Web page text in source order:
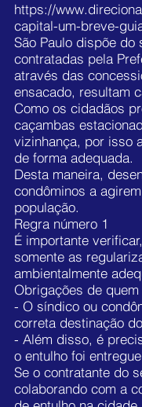
Aluguel de
Aluguel de
Cecília SP, é a
Empresa com mais
amigos.
Quando estamos
empresa de locação
atividades de
Na cidade de São
Santa Cecília SP ) de
de entulho por dia
devidamente
Quando sua obra
entulho, e isso é
https://
capital-um-breve-
São Paulo dispõe
contratadas pela
através das
ensacado, resultam
Como os cidadãos
caçambas
vizinhança, por isso
de forma adequada.
Desta maneira,
condôminos a
população.
Regra número 1
É importante
somente as
ambientalmente
Obrigações de
- O síndico ou
correta destinação
- Além disso, é
o entulho foi
Se o contratante do
colaborando com a